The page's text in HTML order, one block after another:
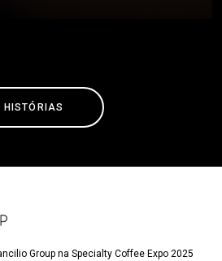
Group na Specialty Coffee Expo 2025